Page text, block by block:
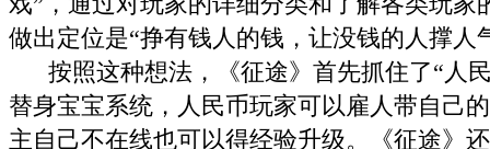
做出定位是“挣有钱人的钱，让没钱的人撑人
按照这种想法，《征途》首先抓住了“人
替身宝宝系统，人民币玩家可以雇人带自己
主自己不在线也可以得经验升级。《征途》